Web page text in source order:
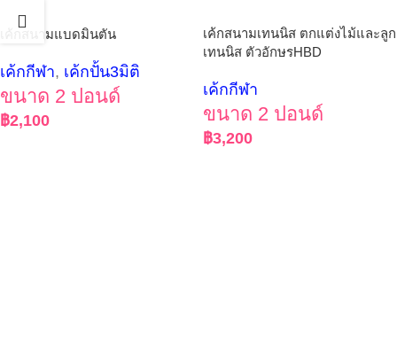
เค้กสนามแบดมินตัน
เค้กกีฬา, เค้กปั้น3มิติ
ขนาด 2 ปอนด์
฿2,100
เค้กสนามเทนนิส ตกแต่งไม้และลูก
เทนนิส ตัวอักษรHBD
เค้กกีฬา
ขนาด 2 ปอนด์
฿3,200